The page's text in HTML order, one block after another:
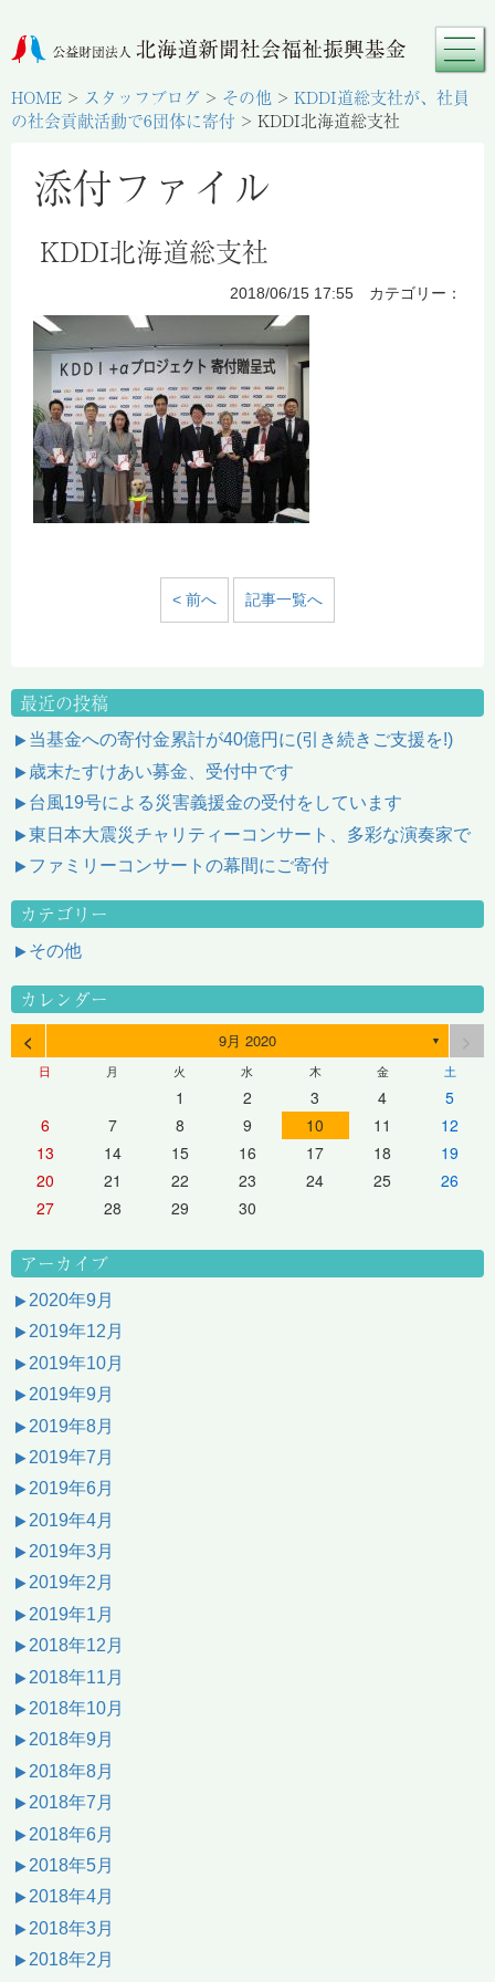
HOME > スタッフブログ > その他 > KDDI道総支社が、社員
の社会貢献活動で6団体に寄付 > KDDI北海道総支社
添付ファイル
KDDI北海道総支社
2018/06/15 17:55 カテゴリー：
< 前へ 記事一覧へ
最近の投稿
当基金への寄付金累計が40億円に(引き続きご支援を!)
歳末たすけあい募金、受付中です
台風19号による災害義援金の受付をしています
東日本大震災チャリティーコンサート、多彩な演奏家で
ファミリーコンサートの幕間にご寄付
カテゴリー
その他
カレンダー
< 9月 2020 ▼
日 月 火 水 木 金 土
1 2 3 4
5
6
7 8 9 10 11
12
13
14 15 16 17 18
19
20
21 22 23 24 25
26
27
28 29 30
アーカイブ
2020年9月
2019年12月
2019年10月
2019年9月
2019年8月
2019年7月
2019年6月
2019年4月
2019年3月
2019年2月
2019年1月
2018年12月
2018年11月
2018年10月
2018年9月
2018年8月
2018年7月
2018年6月
2018年5月
2018年4月
2018年3月
2018年2月